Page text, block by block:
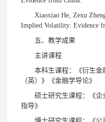
Xiaoxiao He, Zexu
Implied Volatility: Evidence
五、教学成果
主讲课程
本科生课程：《衍生
（英）》《金融学导论》
硕士研究生课程：《
指导》